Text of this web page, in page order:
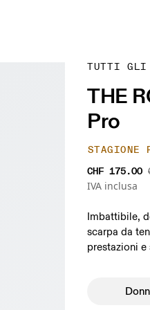
TUTTI GLI
THE
Pro
STAGIONE
CHF 175.00
IVA inclusa
Imbattibile,
scarpa da
prestazioni e